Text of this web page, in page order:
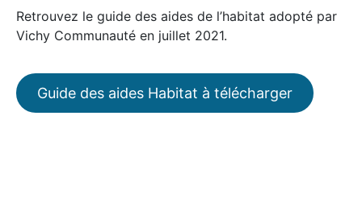
Retrouvez le guide des aides de l’habitat adopté par
Vichy Communauté en juillet 2021.
Guide des aides Habitat à télécharger